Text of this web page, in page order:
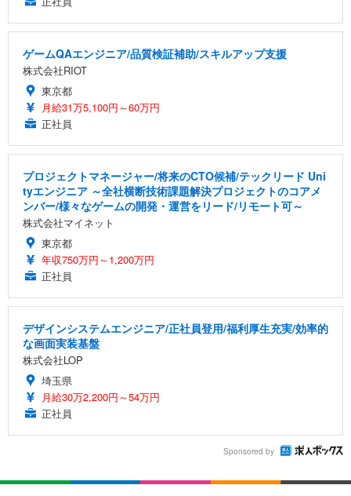
ゲームQAエンジニア/品質検証補助/スキルアップ支援
株式会社RIOT
東京都
月給31万5,100円～60万円
正社員
プロジェクトマネージャー/将来のCTO候補/テックリード Uni
tyエンジニア ～全社横断技術課題解決プロジェクトのコアメ
ンバー/様々なゲームの開発・運営をリード/リモート可～
株式会社マイネット
東京都
年収750万円～1,200万円
正社員
デザインシステムエンジニア/正社員登用/福利厚生充実/効率的
な画面実装基盤
株式会社LOP
埼玉県
月給30万2,200円～54万円
正社員
Sponsored by